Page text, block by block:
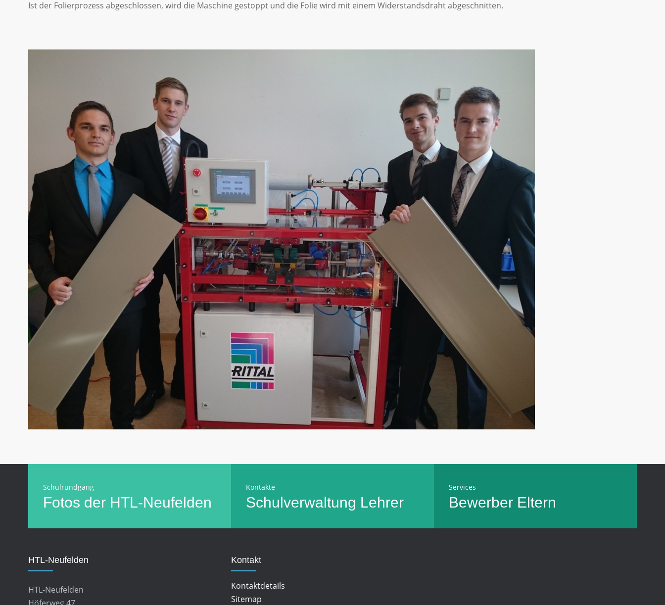
Ist der Folierprozess abgeschlossen, wird die Maschine gestoppt und die Folie wird mit einem Widerstandsdraht abgeschnitten.
Schulrundgang
Fotos der HTL-Neufelden
Kontakte
Schulverwaltung Lehrer
Services
Bewerber Eltern
HTL-Neufelden
HTL-Neufelden
Kontakt
Kontaktdetails
Sitemap